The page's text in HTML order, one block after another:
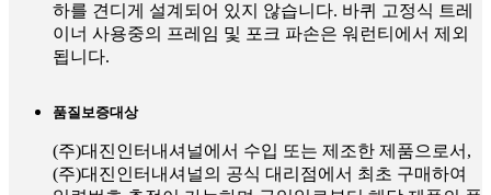
하를 견디게 설계되어 있지 않습니다. 바퀴 고정식 트레
이너 사용중의 프레임 및 포크 파손은 워런티에서 제외
됩니다.
품질보증대상
(주)대진인터내셔널에서 수입 또는 제조한 제품으로서,
(주)대진인터내셔널의 공식 대리점에서 최초 구매하여